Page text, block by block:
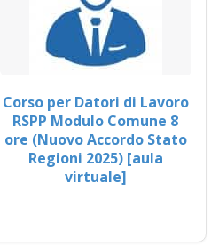
Corso per Datori di Lavoro
RSPP Modulo Comune 8
ore (Nuovo Accordo Stato
Regioni 2025) [aula
virtuale]